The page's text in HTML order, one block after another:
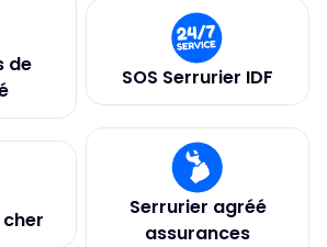
de
SOS Serrurier IDF
Serrurier agréé
assurances